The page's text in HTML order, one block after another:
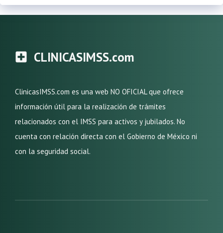
CLINICASIMSS.com
ClinicasIMSS.com es una web NO OFICIAL que ofrece
información útil para la realización de trámites
relacionados con el IMSS para activos y jubilados. No
cuenta con relación directa con el Gobierno de México ni
con la seguridad social.